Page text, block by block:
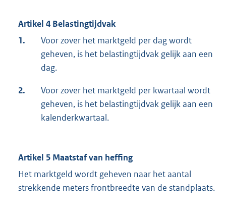
Artikel 4 Belastingtijdvak
1.
Voor zover het marktgeld per dag wordt
geheven, is het belastingtijdvak gelijk aan een
dag.
2.
Voor zover het marktgeld per kwartaal wordt
geheven, is het belastingtijdvak gelijk aan een
kalenderkwartaal.
Artikel 5 Maatstaf van heffing
Het marktgeld wordt geheven naar het aantal
strekkende meters frontbreedte van de standplaats.